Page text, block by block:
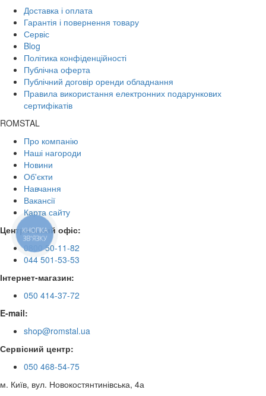
Доставка і оплата
Гарантія і повернення товару
Сервіс
Blog
Політика конфіденційності
Публічна оферта
Публічний договір оренди обладнання
Правила використання електронних подарункових
сертифікатів
ROMSTAL
Про компанію
Наші нагороди
Новини
Об'єкти
Навчання
Вакансії
Карта сайту
Центральний офіс:
0800 50-11-82
044 501-53-53
Інтернет-магазин:
050 414-37-72
E-mail:
shop@romstal.ua
Сервісний центр:
050 468-54-75
м. Київ, вул. Новокостянтинівська, 4а
КНОПКА
ЗВ'ЯЗКУ